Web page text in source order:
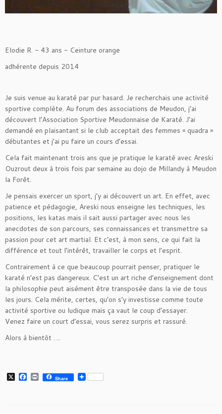
Elodie R. - 43 ans - Ceinture orange
adhérente depuis 2014
Je suis venue au karaté par pur hasard. Je recherchais une activité
sportive complète. Au forum des associations de Meudon, j’ai
découvert l’Association Sportive Meudonnaise de Karaté. J’ai
demandé en plaisantant si le club acceptait des femmes « quadra »
débutantes et j’ai pu faire un cours d’essai.
Cela fait maintenant trois ans que je pratique le karaté avec Areski
Ouzrout deux à trois fois par semaine au dojo de Millandy à Meudon
la Forêt.
Je pensais exercer un sport, j’y ai découvert un art. En effet, avec
patience et pédagogie, Areski nous enseigne les techniques, les
positions, les katas mais il sait aussi partager avec nous les
anecdotes de son parcours, ses connaissances et transmettre sa
passion pour cet art martial. Et c’est, à mon sens, ce qui fait la
différence et tout l’intérêt, travailler le corps et l’esprit.
Contrairement à ce que beaucoup pourrait penser, pratiquer le
karaté n’est pas dangereux. C’est un art riche d’enseignement dont
la philosophie peut aisément être transposée dans la vie de tous
les jours. Cela mérite, certes, qu’on s’y investisse comme toute
activité sportive ou ludique mais ça vaut le coup d’essayer.
Venez faire un court d’essai, vous serez surpris et rassuré.
Alors à bientôt ….
X Facebook
PrintShare